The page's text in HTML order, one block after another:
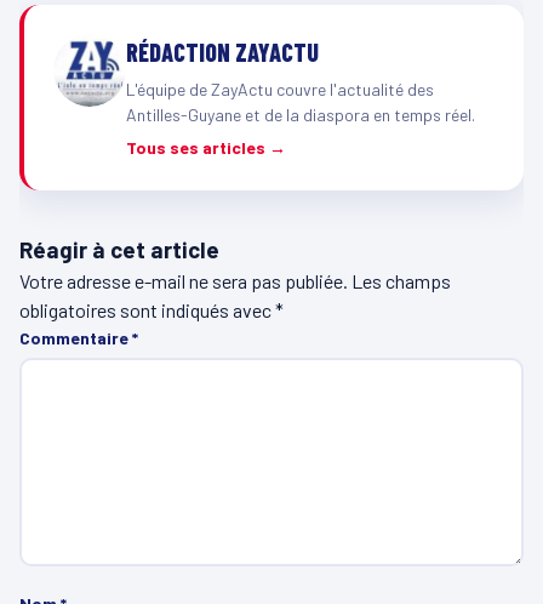
RÉDACTION ZAYACTU
L'équipe de ZayActu couvre l'actualité des
Antilles-Guyane et de la diaspora en temps réel.
Tous ses articles →
Réagir à cet article
Votre adresse e-mail ne sera pas publiée. Les champs
obligatoires sont indiqués avec*
Commentaire*